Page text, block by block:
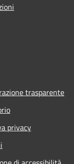
trasparente
privacy